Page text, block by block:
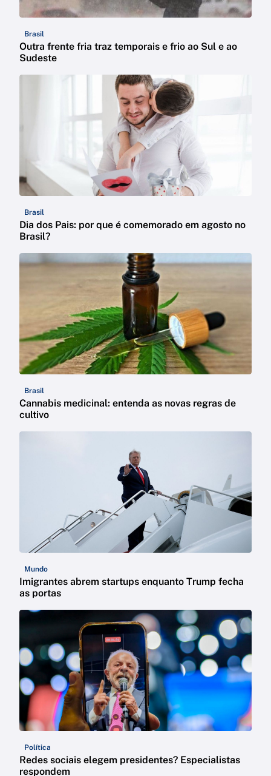
Brasil
Outra frente fria traz temporais e frio ao Sul e ao
Sudeste
Brasil
Dia dos Pais: por que é comemorado em agosto no
Brasil?
Brasil
Cannabis medicinal: entenda as novas regras de
cultivo
Mundo
Imigrantes abrem startups enquanto Trump fecha
as portas
Política
Redes sociais elegem presidentes? Especialistas
respondem